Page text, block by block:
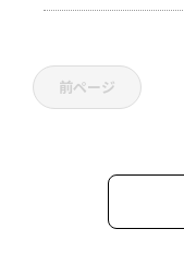
前ページ